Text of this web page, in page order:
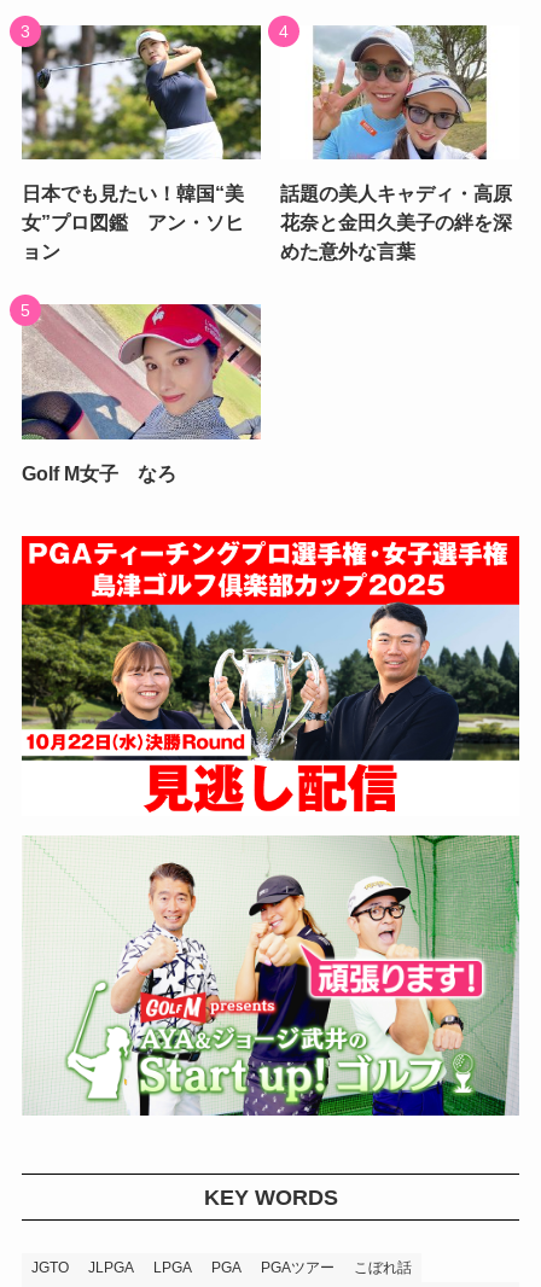
日本でも見たい！韓国“美
女”プロ図鑑 アン・ソヒ
ョン
話題の美人キャディ・高原
花奈と金田久美子の絆を深
めた意外な言葉
Golf M女子 なろ
KEY WORDS
JGTO JLPGA LPGA PGA PGAツアー
こぼれ話